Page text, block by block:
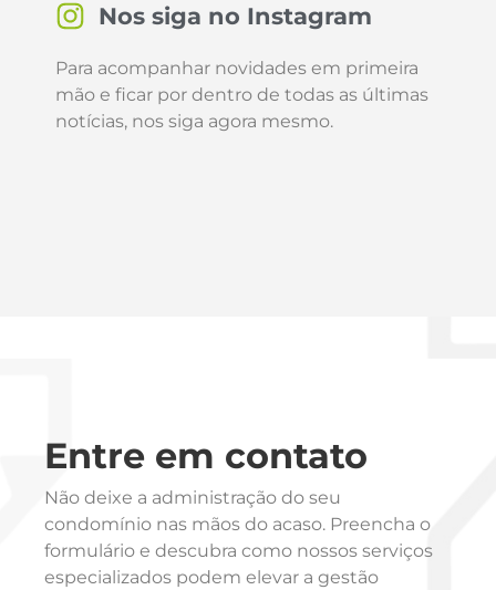
Nos siga no Instagram
Para acompanhar novidades em primeira
mão e ficar por dentro de todas as últimas
notícias, nos siga agora mesmo.
Entre em contato
Não deixe a administração do seu
condomínio nas mãos do acaso. Preencha o
formulário e descubra como nossos serviços
especializados podem elevar a gestão